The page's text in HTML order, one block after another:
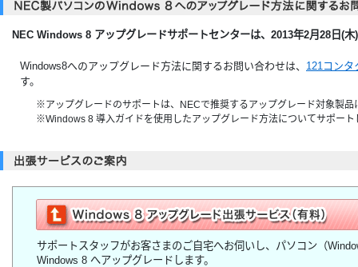
NEC Windows 8 アップグレードサポートセンターは、2013年2月28日(
Windows8へのアップグレード方法に関するお問い合わせは、 121コンタ
す。
※アップグレードのサポートは、NECで推奨するアップグレード対象製品
※Windows 8 導入ガイドを使用したアップグレード方法についてサポート
サポートスタッフがお客さまのご自宅へお伺いし、パソコン（
Windows 8 へアップグレードします。